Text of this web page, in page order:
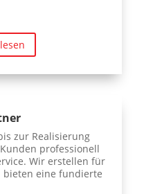
zur Realisierung
professionell
Wir erstellen für
bieten eine fundierte